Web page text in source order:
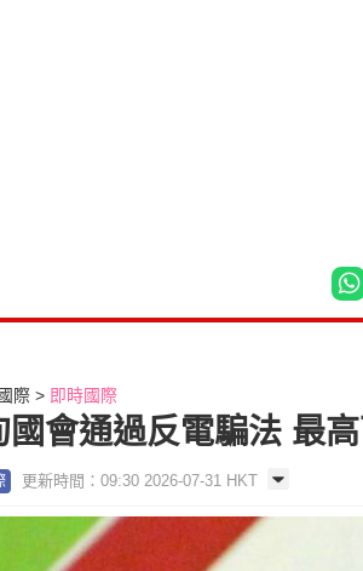
國際 即時國際
國會通過反電騙法 最
更新時間：09:30 2026-07-31 HKT